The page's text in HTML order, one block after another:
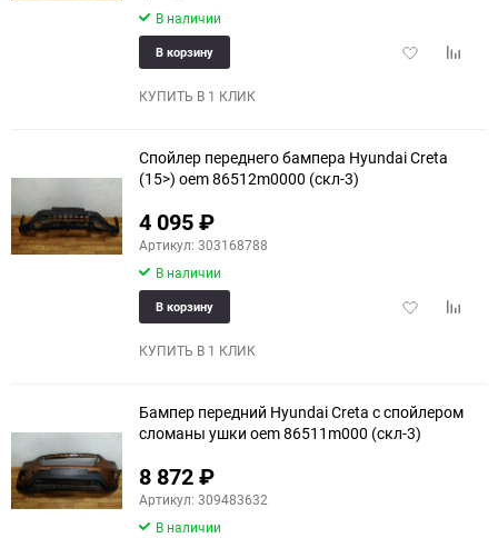
В наличии
Добавить
В корзину
КУПИТЬ В 1 КЛИК
Спойлер переднего бампера Hyundai Creta
(15>) oem 86512m0000 (скл-3)
4 095₽
Артикул: 303168788
В наличии
Добавить
В корзину
КУПИТЬ В 1 КЛИК
Бампер передний Hyundai Creta с спойлером
сломаны ушки oem 86511m000 (скл-3)
8 872₽
Артикул: 309483632
В наличии